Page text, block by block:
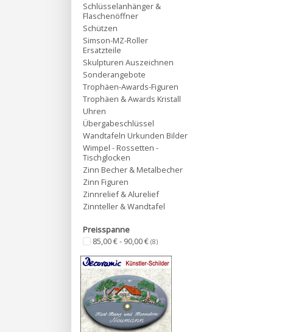
Schlüsselanhänger &
Flaschenöffner
Schützen
Simson-MZ-Roller
Ersatzteile
Skulpturen Auszeichnen
Sonderangebote
Trophäen-Awards-Figuren
Trophäen & Awards Kristall
Uhren
Übergabeschlüssel
Wandtafeln Urkunden Bilder
Wimpel - Rossetten -
Tischglocken
Zinn Becher & Metalbecher
Zinn Figuren
Zinnrelief & Alurelief
Zinnteller & Wandtafel
Preisspanne
85,00 € - 90,00 € (8)